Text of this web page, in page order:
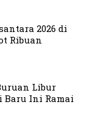
2026 di
Ribuan
Libur
Baru Ini Ramai